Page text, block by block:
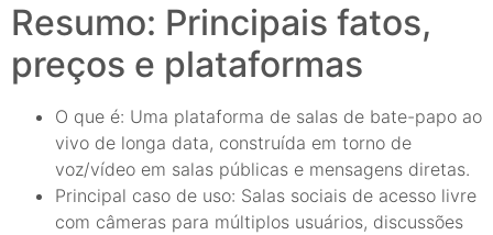
Resumo: Principais fatos,
preços e plataformas
O que é: Uma plataforma de salas de bate-papo ao
vivo de longa data, construída em torno de
voz/vídeo em salas públicas e mensagens diretas.
Principal caso de uso: Salas sociais de acesso livre
com câmeras para múltiplos usuários, discussões